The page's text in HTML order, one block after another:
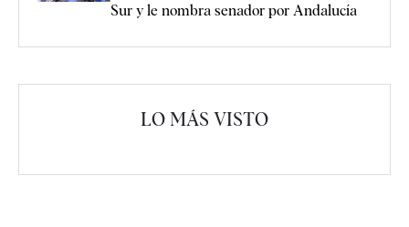
Sur y le nombra senador por Andalucía
LO MÁS VISTO